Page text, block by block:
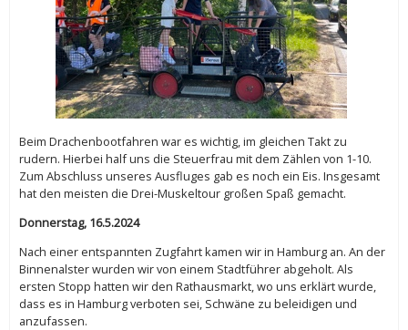
Beim Drachenbootfahren war es wichtig, im gleichen Takt zu
rudern. Hierbei half uns die Steuerfrau mit dem Zählen von 1-10.
Zum Abschluss unseres Ausfluges gab es noch ein Eis. Insgesamt
hat den meisten die Drei-Muskeltour großen Spaß gemacht.
Donnerstag, 16.5.2024
Nach einer entspannten Zugfahrt kamen wir in Hamburg an. An der
Binnenalster wurden wir von einem Stadtführer abgeholt. Als
ersten Stopp hatten wir den Rathausmarkt, wo uns erklärt wurde,
dass es in Hamburg verboten sei, Schwäne zu beleidigen und
anzufassen.